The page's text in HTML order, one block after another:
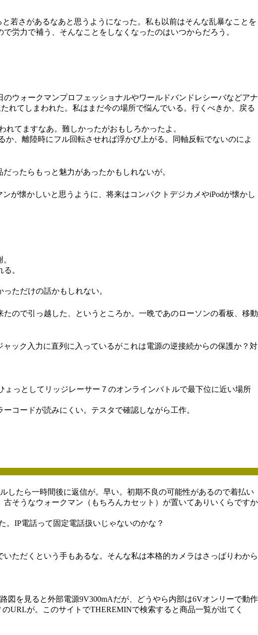
若さがあるなあと思うようになった。私も以前はそんな乱暴なことを
労力で補う、そんなことをしなくなったのはいつからだろう。
ウォークマンプロフェッショナルやワールドバンドレシーバなどアナ
れてしまわれた。私はまだ今の場所で悩んでいる。行くべきか、戻る
てますなあ。難しかったがおもしろかったよ。
、離陸時にフル回転させれば浮かび上がる。同軸反転でないのによ
ったらもっと魅力があったかもしれないが。
が懐かしいと思うように、将来はコンパクトデジカメやiPodが懐かし
。
ただけの話かもしれない。
ので引っ越した、というところか。一晩であのローソンの看板、移動
ック入力に直列に入っているがこれは電源の逆接続からの保護か？対
っとしてリッジレーサー７のオンラインバトルで最下位に近い場所
コードが読みにくい。テスタで確認しながら工作。
したら一時間後に返信が。早い。初期不良の可能性があるので着払い
そうなウォークマン（もちろんカセット）が置いてありいくらですか
IP電話って固定電話扱いじゃないのかな？
ただくという手もあるな。そんな私は本格的カメラはさっぱりわから
図を見ると外部電源9V300mAだが、どうやら内部は6Vオンリーで動作
URLが。このサイトでTHEREMINで検索すると商品一覧が出てく